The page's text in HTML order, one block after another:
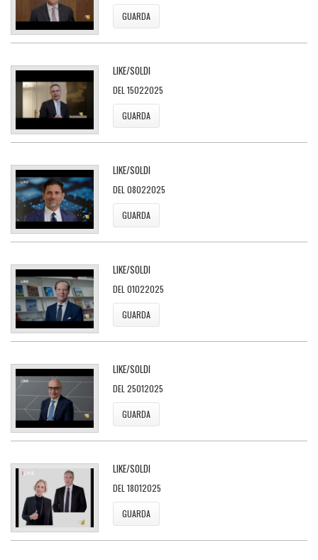
GUARDA
LIKE/SOLDI
DEL 15022025
GUARDA
LIKE/SOLDI
DEL 08022025
GUARDA
LIKE/SOLDI
DEL 01022025
GUARDA
LIKE/SOLDI
DEL 25012025
GUARDA
LIKE/SOLDI
DEL 18012025
GUARDA